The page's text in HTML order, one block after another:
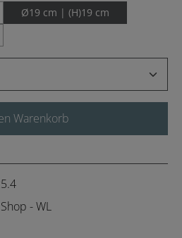
Ø19 cm | (H)19 cm
den gewünschten
Warenkorb
- WL